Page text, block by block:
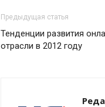
Предыдущая статья
Тенденции развития
отрасли в 2012 году